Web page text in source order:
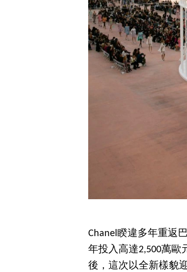
Chanel睽違多年重返
年投入高達2,500萬歐
後，這次以全新樣貌